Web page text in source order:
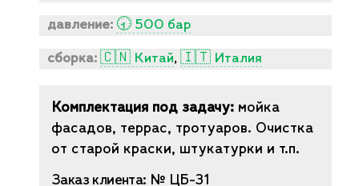
давление: 🕣 500 бар
сборка: 🇨🇳 Китай, 🇮🇹 Италия
Комплектация под задачу: мойка
фасадов, террас, тротуаров. Очистка
от старой краски, штукатурки и т.п.
Заказ клиента: № ЦБ-31